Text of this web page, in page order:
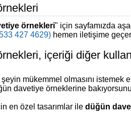
örnekleri" için sayfamızda
427 4629) hemen iletişime
içeriği diğer
mükemmel olmasını istemek
davetiye örneklerine
en özel tasarımlar ile düğün